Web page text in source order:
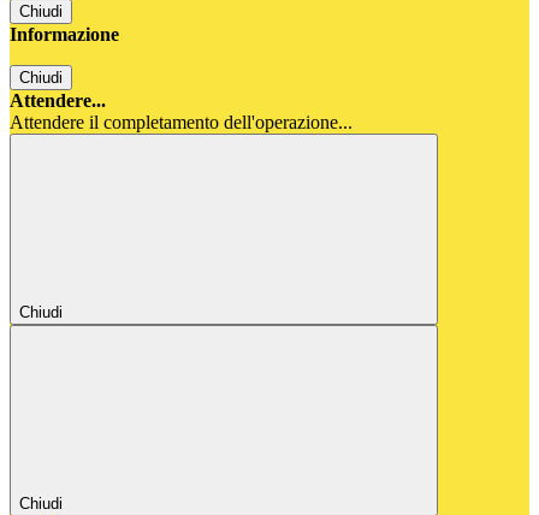
Chiudi
Informazione
Chiudi
Attendere...
Attendere il completamento dell'operazione...
Chiudi
Chiudi